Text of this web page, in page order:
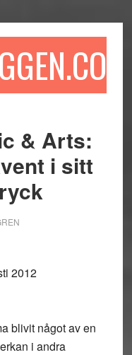
& Arts:
i sitt
2012
blivit något av en
i andra